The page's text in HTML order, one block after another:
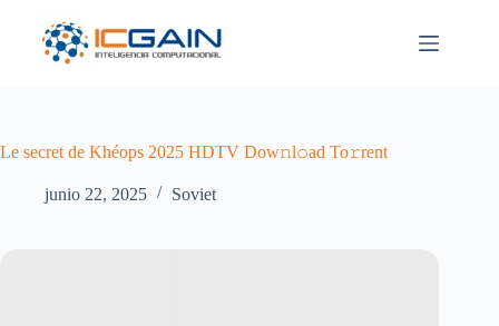
contenido
Le secret de Khéops 2025 HDTV Dow𝚗l𝚘ad To𝚛rent
junio 22, 2025 Soviet